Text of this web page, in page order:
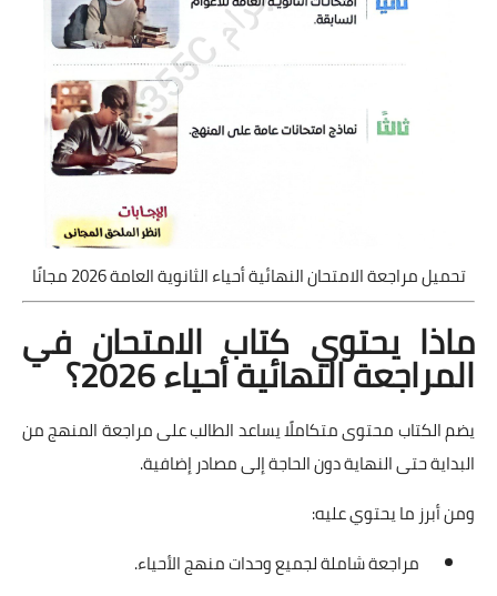
تحميل مراجعة الامتحان النهائية أحياء الثانوية العامة 2026 مجانًا
ماذا يحتوي كتاب الامتحان في
المراجعة النهائية أحياء 2026؟
يضم الكتاب محتوى متكاملًا يساعد الطالب على مراجعة المنهج من
البداية حتى النهاية دون الحاجة إلى مصادر إضافية.
ومن أبرز ما يحتوي عليه:
مراجعة شاملة لجميع وحدات منهج الأحياء.